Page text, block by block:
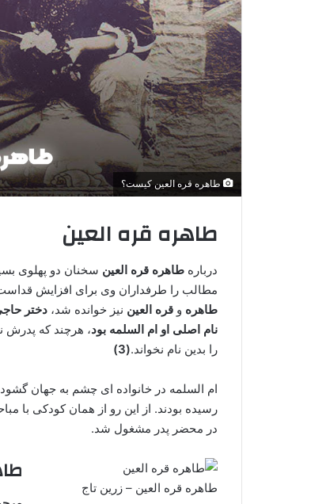
طاهره قره العین کیست؟
طاهره قره العین
درباره طاهره قره العین سخنان دو پهلوی
مطالب را طرفداران وی برای افزایش قداست
طاهره و قره العین نیز خوانده شد، دختر
نام اصلی او ام السلمه بود، هرچند که پدرش
را بدین نام نخواند.(3)
ام السلمه در خانواده ای چشم به جهان
رسیده بودند. از این رو از همان کودکی با
در محضر پدر مشغول شد.
طاهره قره العین – زرین تاج